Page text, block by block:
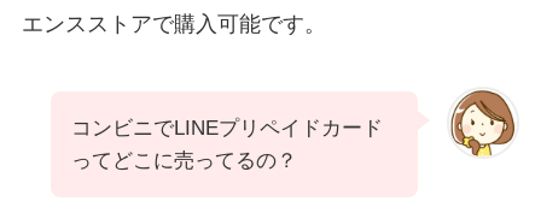
エンスストアで購入可能です。
コンビニでLINEプリペイドカード
ってどこに売ってるの？